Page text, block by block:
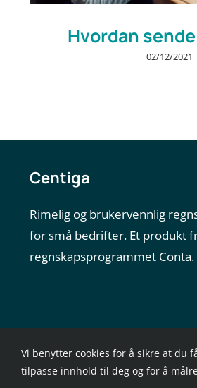
Hvordan
02/12/2021
Centiga
Rimelig og brukervennlig
for små bedrifter. Et produkt
regnskapsprogrammet Conta.
Vi benytter cookies for å sikre at du
tilpasse innhold til deg og for å